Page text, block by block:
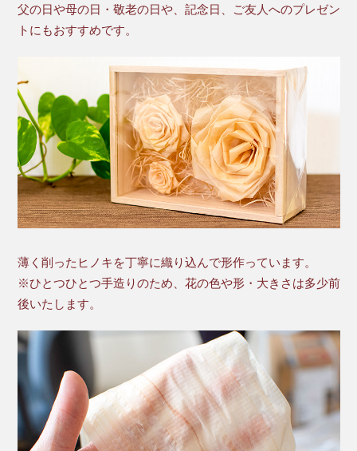
父の日や母の日・敬老の日や、記念日、ご友人へのプレゼン
トにもおすすめです。
薄く削ったヒノキを丁寧に織り込んで形作っています。
※ひとつひとつ手造りのため、花の色や形・大きさは多少前
後いたします。